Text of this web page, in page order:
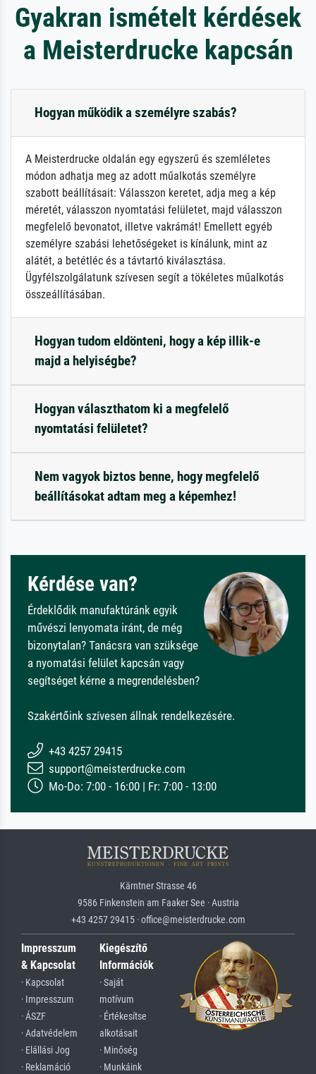
Gyakran ismételt kérdések
a Meisterdrucke kapcsán
Hogyan működik a személyre szabás?
A Meisterdrucke oldalán egy egyszerű és szemléletes
módon adhatja meg az adott műalkotás személyre
szabott beállításait: Válasszon keretet, adja meg a kép
méretét, válasszon nyomtatási felületet, majd válasszon
megfelelő bevonatot, illetve vakrámát! Emellett egyéb
személyre szabási lehetőségeket is kínálunk, mint az
alátét, a betétléc és a távtartó kiválasztása.
Ügyfélszolgálatunk szívesen segít a tökéletes műalkotás
összeállításában.
Hogyan tudom eldönteni, hogy a kép illik-e
majd a helyiségbe?
Hogyan választhatom ki a megfelelő
nyomtatási felületet?
Nem vagyok biztos benne, hogy megfelelő
beállításokat adtam meg a képemhez!
Kérdése van?
Érdeklődik manufaktúránk egyik
művészi lenyomata iránt, de még
bizonytalan? Tanácsra van szüksége
a nyomatási felület kapcsán vagy
segítséget kérne a megrendelésben?
Szakértőink szívesen állnak rendelkezésére.
+43 4257 29415
support@meisterdrucke.com
Mo-Do: 7:00 - 16:00 | Fr: 7:00 - 13:00
Kärntner Strasse 46
9586 Finkenstein am Faaker See · Austria
+43 4257 29415 · office@meisterdrucke.com
Impresszum
& Kapcsolat
· Kapcsolat
· Impresszum
· ÁSZF
· Adatvédelem
· Elállási Jog
· Reklamáció
Kiegészítő
Információk
· Saját
motívum
· Értékesítse
alkotásait
· Minőség
· Munkáink